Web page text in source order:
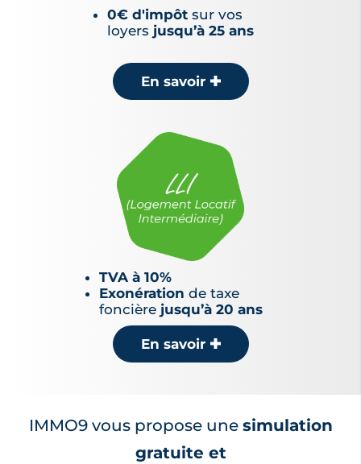
0€ d'impôt sur vos
loyers jusqu’à 25 ans
En savoir ✚
TVA à 10%
Exonération de taxe
foncière jusqu’à 20 ans
En savoir ✚
IMMO9 vous propose une simulation
gratuite et